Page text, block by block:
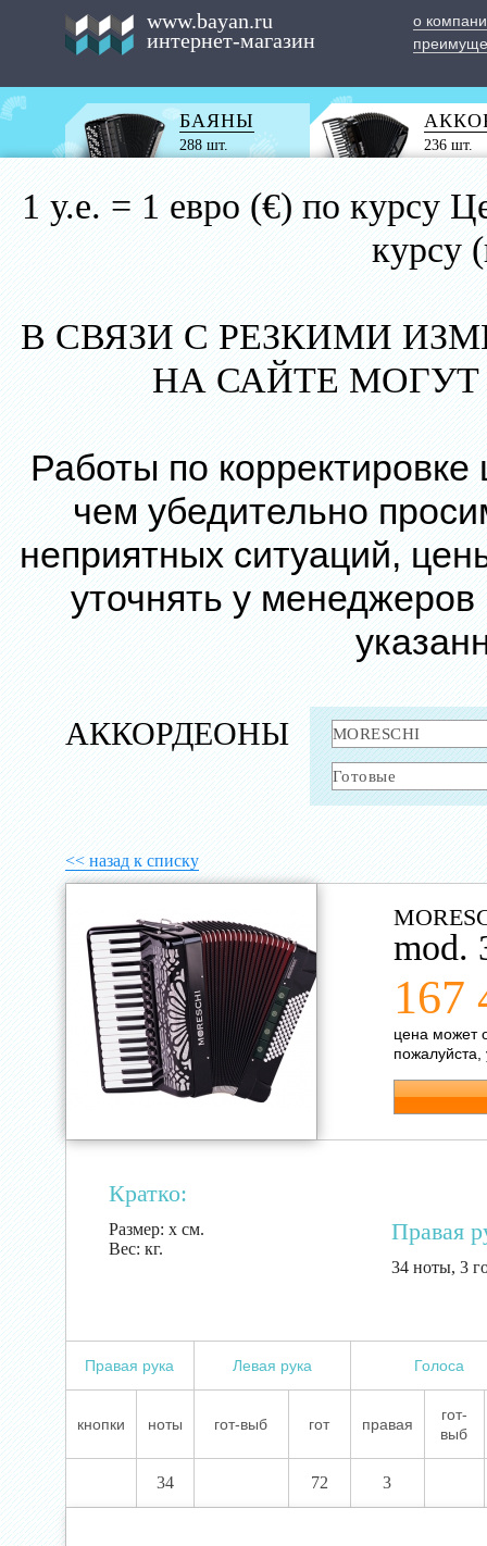
www.bayan.ru
интернет-магазин
о
БАЯНЫ
288 шт. 236 шт.
1 у.е. = 1 евро (€) по курсу
курсу
В СВЯЗИ С РЕЗКИМИ
НА САЙТЕ
Работы по
чем убедительно
неприятных ситуаций,
уточнять у
АККОРДЕОНЫ
<< назад к списку
mod.
167
цена может
пожалуйста,
Кратко:
Размер: х см.
Вес: кг.
Правая
34 ноты, 3
Правая рука Левая рука Голоса
кнопки ноты гот-выб гот правая
гот-
выб
34 72 3